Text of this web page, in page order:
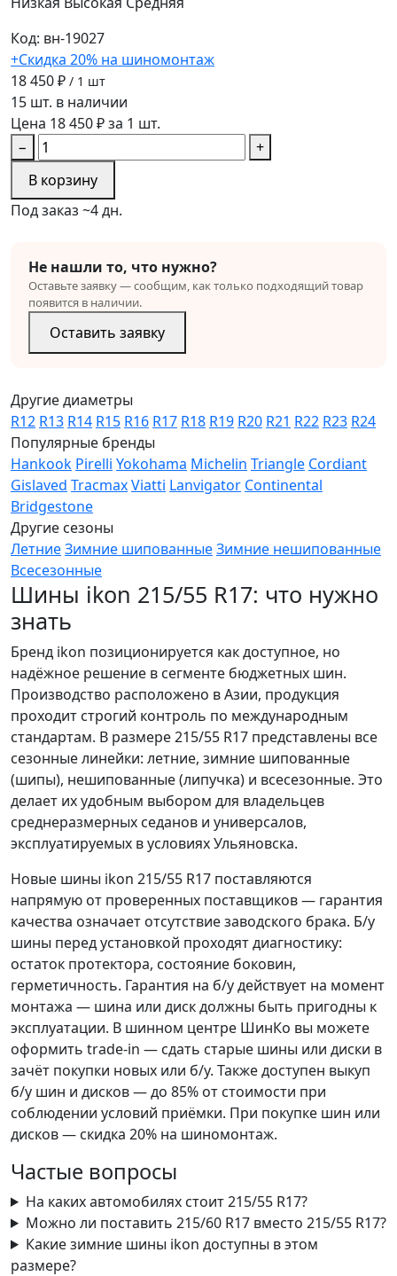
Код: вн-19027
+Скидка 20% на шиномонтаж
18 450 ₽ / 1 шт
15 шт. в наличии
Цена 18 450 ₽ за 1 шт.
−
+
В корзину
Под заказ ~4 дн.
Не нашли то, что нужно?
Оставьте заявку — сообщим, как только подходящий товар
появится в наличии.
Оставить заявку
Другие диаметры
R12 R13 R14 R15 R16 R17 R18 R19 R20 R21 R22 R23 R24
Популярные бренды
Hankook Pirelli Yokohama Michelin Triangle Cordiant
Gislaved TracmaxViatti Lanvigator Continental
Bridgestone
Другие сезоны
ЛетниеЗимние шипованныеЗимние нешипованные
Всесезонные
Шины ikon 215/55 R17: что нужно
знать
Бренд ikon позиционируется как доступное, но
надёжное решение в сегменте бюджетных шин.
Производство расположено в Азии, продукция
проходит строгий контроль по международным
стандартам. В размере 215/55 R17 представлены все
сезонные линейки: летние, зимние шипованные
(шипы), нешипованные (липучка) и всесезонные. Это
делает их удобным выбором для владельцев
среднеразмерных седанов и универсалов,
эксплуатируемых в условиях Ульяновска.
Новые шины ikon 215/55 R17 поставляются
напрямую от проверенных поставщиков — гарантия
качества означает отсутствие заводского брака. Б/у
шины перед установкой проходят диагностику:
остаток протектора, состояние боковин,
герметичность. Гарантия на б/у действует на момент
монтажа — шина или диск должны быть пригодны к
эксплуатации. В шинном центре ШинКо вы можете
оформить trade-in — сдать старые шины или диски в
зачёт покупки новых или б/у. Также доступен выкуп
б/у шин и дисков — до 85% от стоимости при
соблюдении условий приёмки. При покупке шин или
дисков — скидка 20% на шиномонтаж.
Частые вопросы
На каких автомобилях стоит 215/55 R17?
Можно ли поставить 215/60 R17 вместо 215/55 R17?
Какие зимние шины ikon доступны в этом
размере?